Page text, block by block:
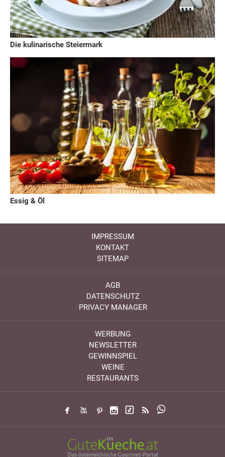
Die kulinarische Steiermark
Essig & Öl
IMPRESSUM
KONTAKT
SITEMAP
AGB
DATENSCHUTZ
PRIVACY MANAGER
WERBUNG
NEWSLETTER
GEWINNSPIEL
WEINE
RESTAURANTS